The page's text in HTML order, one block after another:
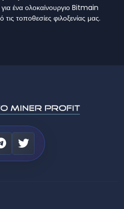
ένα ολοκαίνουργιο Bitmain
τοποθεσίες φιλοξενίας μας.